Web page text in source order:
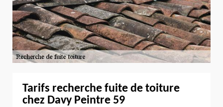
Tarifs recherche fuite de toiture
chez Davy Peintre 59